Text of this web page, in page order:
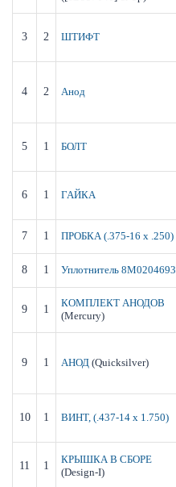
3 2 ШТИФТ
4 2 Анод
5 1 БОЛТ
6 1 ГАЙКА
7 1 ПРОБКА (.375-16 x .250)
8 1 Уплотнитель 8M0204693
9 1 КОМПЛЕКТ АНОДОВ
(Mercury)
9 1 АНОД (Quicksilver)
10 1 ВИНТ, (.437-14 x 1.750)
11 1 КРЫШКА В СБОРЕ
(Design-I)